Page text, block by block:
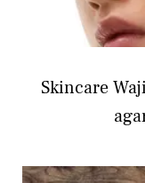
Skincare